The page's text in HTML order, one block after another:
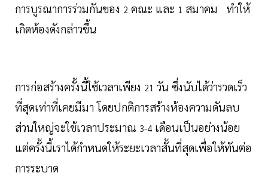
การบูรณาการร่วมกันของ 2 คณะ และ 1 สมาคม ทำให้
เกิดห้องดังกล่าวขึ้น
การก่อสร้างครั้งนี้ใช้เวลาเพียง 21 วัน ซึ่งนับได้ว่ารวดเร็ว
ที่สุดเท่าที่เคยมีมา โดยปกติการสร้างห้องความดันลบ
ส่วนใหญ่จะใช้เวลาประมาณ 3-4 เดือนเป็นอย่างน้อย
แต่ครั้งนี้เราได้กำหนดให้ระยะเวลาสั้นที่สุดเพื่อให้ทันต่อ
การระบาด